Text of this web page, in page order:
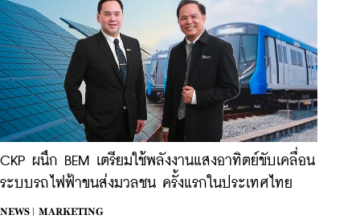
CKP ผนึก BEM เตรียมใช้พลังงานแสงอาทิตย์ขับเคลื่อน
ระบบรถไฟฟ้าขนส่งมวลชน ครั้งแรกในประเทศไทย
NEWS |
MARKETING